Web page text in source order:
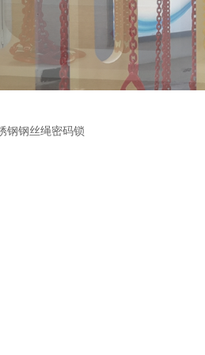
绳密码锁
钢钢丝绳密码锁